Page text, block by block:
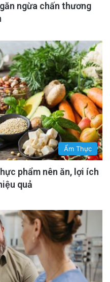
ngừa chấn thương
Ẩm Thực
phẩm nên ăn, lợi ích
quả